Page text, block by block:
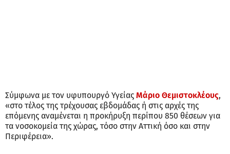
Σύμφωνα με τον υφυπουργό Υγείας Μάριο Θεμιστοκλέους,
«στο τέλος της τρέχουσας εβδομάδας ή στις αρχές της
επόμενης αναμένεται η προκήρυξη περίπου 850 θέσεων για
τα νοσοκομεία της χώρας, τόσο στην Αττική όσο και στην
Περιφέρεια».